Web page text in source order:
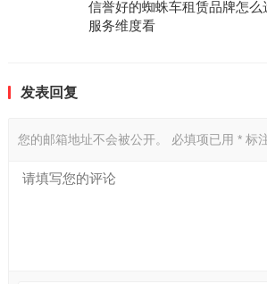
信誉好的蜘蛛车租赁品牌怎么
服务维度看
发表回复
您的邮箱地址不会被公开。 必填项已用 *标